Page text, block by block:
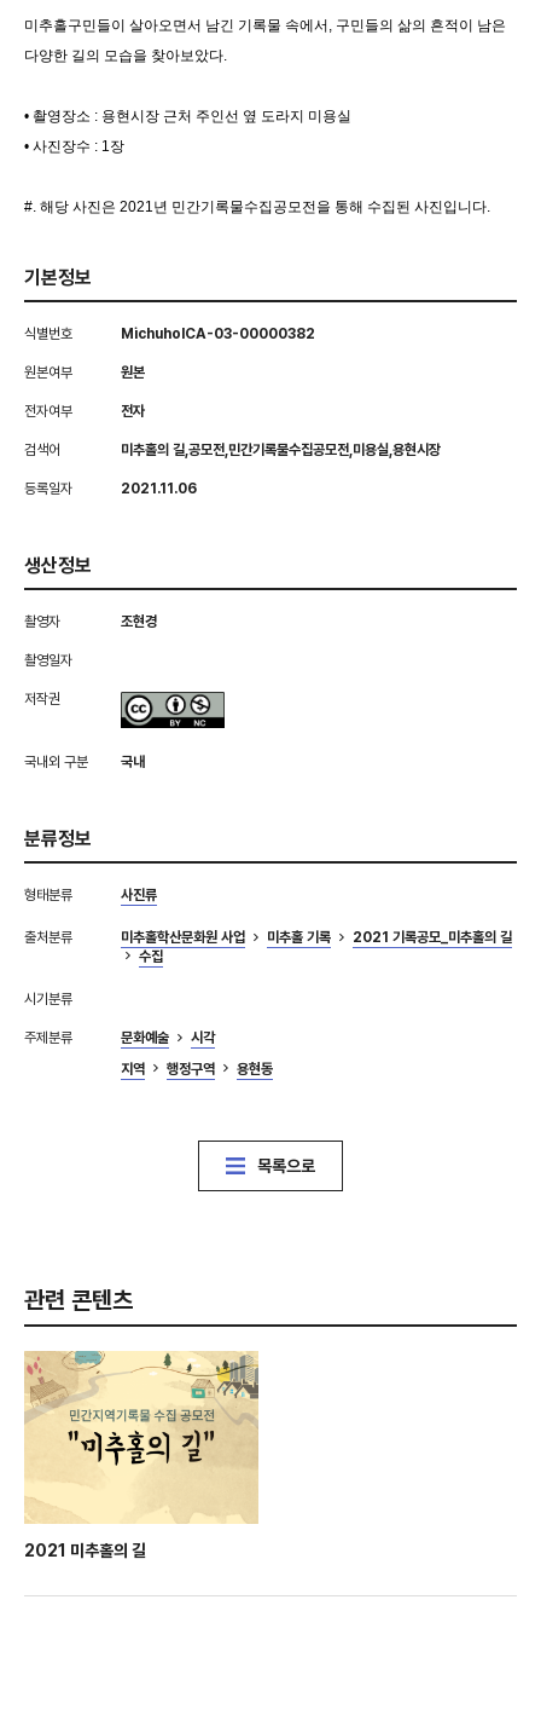
미추홀구민들이 살아오면서 남긴 기록물 속에서, 구민들의 삶의 흔적이 남은
다양한 길의 모습을 찾아보았다.
• 촬영장소 : 용현시장 근처 주인선 옆 도라지 미용실
• 사진장수 : 1장
#. 해당 사진은 2021년 민간기록물수집공모전을 통해 수집된 사진입니다.
기본정보
식별번호 MichuholCA-03-00000382
원본여부 원본
전자여부 전자
검색어 미추홀의 길,공모전,민간기록물수집공모전,미용실,용현시장
등록일자 2021.11.06
생산정보
촬영자 조현경
촬영일자
저작권
국내외 구분 국내
분류정보
형태분류 사진류
출처분류 미추홀학산문화원 사업 미추홀 기록
2021 기록공모_미추홀의 길
수집
시기분류
주제분류 문화예술
시각
지역
행정구역 용현동
목록으로
관련 콘텐츠
2021 미추홀의 길